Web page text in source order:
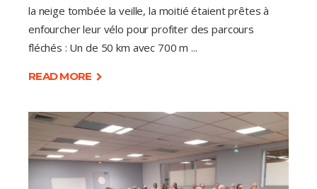
la neige tombée la veille, la moitié étaient prêtes à
enfourcher leur vélo pour profiter des parcours
fléchés : Un de 50 km avec 700 m
READ MORE